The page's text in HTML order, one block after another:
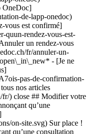
OneDoc]
de-lapp-onedoc)
assets.onedoc.ch/images/networks/logos/496d325fd4282f2f0a46197dd629fd16fcd2d324839e441a2a65aaa74df08a15-small.png)![M. Valentin Piaget est affilié au réseau RME](https://assets.onedoc.ch/images/networks/logos/a202aabd14cdddb5ff03205af2481fb805645ff903773c55a6c572d22f23762e-small.png) ![Icône patient avec un signe plus annonçant que le professionnel accepte de nouveaux patients](https://www.onedoc.ch/assets/images/icons/new-patients.svg)Accepte les nouveaux patients [Réserver un RDV](https://www.onedoc.ch/fr/masseur-medical/malleray/pjej/valentin-piaget) *chevron\_left* mar. 04 août *chevron\_right* Voir plus de rendez-vous *error\_outline* Une erreur s'est produite lors du chargement des disponibilités [Réessayer](https://www.onedoc.ch) [![Mme Matilda Emmenegger, masseuse médicale à Reconvilier](https://assets.onedoc.ch/images/users/907f0d945b173aaf95020173e7eabfb2429f62ecac8a9288a2a70a4b5295d941-small.png "Mme Matilda Emmenegger, masseuse médicale à Reconvilier")](https://www.onedoc.ch/fr/masseuse-medicale/reconvilier/pc0i9/matilda-emmenegger) ### [Mme Matilda Emmenegger](https://www.onedoc.ch/fr/masseuse-medicale/reconvilier/pc0i9/matilda-emmenegger) ![Badge indiquant un profil vérifié](https://www.onedoc.ch/assets/images/icons/checkmark.svg) [Masseuse médicale](https://www.onedoc.ch/fr/masseur-medical/reconvilier), [Réflexologue](https://www.onedoc.ch/fr/reflexologue/reconvilier) [Espace PhysioFocus](https://www.onedoc.ch/fr/cabinet-de-groupe/reconvilier/e111/espace-physiofocus) Grand-Rue 24 2732 Reconvilier ![Mme Matilda Emmenegger est affiliée au réseau ASCA](https://assets.onedoc.ch/images/networks/logos/496d325fd4282f2f0a46197dd629fd16fcd2d324839e441a2a65aaa74df08a15-small.png)![Mme Matilda Emmenegger est affiliée au réseau RME](https://assets.onedoc.ch/images/networks/logos/a202aabd14cdddb5ff03205af2481fb805645ff903773c55a6c572d22f23762e-small.png) ![Icône patient avec un signe plus annonçant que le professionnel accepte de nouveaux patients](https://www.onedoc.ch/assets/images/icons/new-patients.svg)Accepte les nouveaux patients [Réserver un RDV](https://www.onedoc.ch/fr/masseuse-medicale/reconvilier/pc0i9/matilda-emmenegger) *chevron\_left* mar. 04 août *chevron\_right* Voir plus de rendez-vous *error\_outline* Une erreur s'est produite lors du chargement des disponibilités [Réessayer](https://www.onedoc.ch) [![Mme Dominique Brait, spécialiste en soins esthétiques à Moutier](https://assets.onedoc.ch/images/users/dcd9ea819085ac8a36e9c7614d201e93b148d3154384c7af9b9c64e47467c5cc-small.png "Mme Dominique Brait, spécialiste en soins esthétiques à Moutier")](https://www.onedoc.ch/fr/specialiste-en-soins-esthetiques/moutier/pcyu0/dominique-brait) ### [Mme Dominique Brait](https://www.onedoc.ch/fr/specialiste-en-soins-esthetiques/moutier/pcyu0/dominique-brait) ![Badge indiquant un profil vérifié](https://www.onedoc.ch/assets/images/icons/checkmark.svg) [Spécialiste en soins esthétiques](https://www.onedoc.ch/fr/specialiste-en-soins-esthetiques/moutier), [Réflexologue](https://www.onedoc.ch/fr/reflexologue/moutier) [Institut l'Essentiel](https://www.onedoc.ch/fr/cabinet-de-groupe/moutier/ebdjh/institut-l-essentiel) Avenue de la Gare 15 2740 Moutier ![Mme Dominique Brait est affiliée au réseau ASCA](https://assets.onedoc.ch/images/networks/logos/496d325fd4282f2f0a46197dd629fd16fcd2d324839e441a2a65aaa74df08a15-small.png) ![Icône patient avec un signe plus annonçant que le professionnel accepte de nouveaux patients](https://www.onedoc.ch/assets/images/icons/new-patients.svg)Accepte les nouveaux patients [Réserver un RDV](https://www.onedoc.ch/fr/specialiste-en-soins-esthetiques/moutier/pcyu0/dominique-brait) [![Mme Romane Brahier, masseuse médicale à Porrentruy](https://assets.onedoc.ch/images/users/aba4a4141a9083ce095933a41e6e8c2865f8103211c6dcc69df8bbb3377e66fa-small.jpg "Mme Romane Brahier, masseuse médicale à Porrentruy")](https://www.onedoc.ch/fr/masseuse-medicale/porrentruy/pcp6q/romane-brahier) ### [Mme Romane Brahier](https://www.onedoc.ch/fr/masseuse-medicale/porrentruy/pcp6q/romane-brahier) ![Badge indiquant un profil vérifié](https://www.onedoc.ch/assets/images/icons/checkmark.svg) [Masseuse médicale](https://www.onedoc.ch/fr/masseur-medical/porrentruy), [Réflexologue](https://www.onedoc.ch/fr/reflexologue/porrentruy) Romane Brahier - Massage Médical Brevet Fédéral Chemin des Vauches 7 2900 Porr